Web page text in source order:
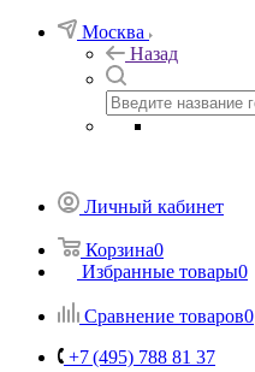
Москва
Назад
Личный кабинет
Корзина0
Избранные товары0
Сравнение товаров0
+7 (495) 788 81 37